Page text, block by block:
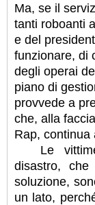
Ma, se il
tanti roboanti
e del
funzionare, di
degli operai
piano di
provvede a
che, alla
Rap, continua
Le
disastro,
soluzione,
un lato,